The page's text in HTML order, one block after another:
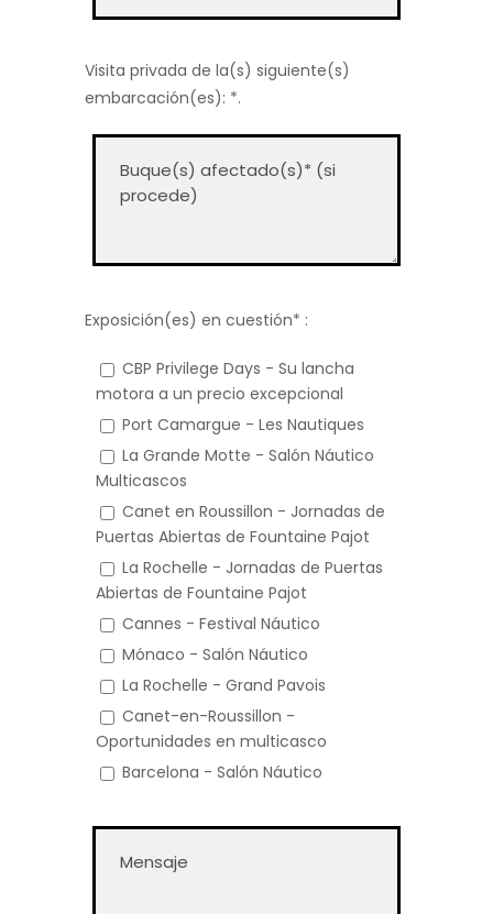
Visita privada de la(s) siguiente(s)
embarcación(es): *.
Exposición(es) en cuestión* :
CBP Privilege Days - Su lancha
motora a un precio excepcional
Port Camargue - Les Nautiques
La Grande Motte - Salón Náutico
Multicascos
Canet en Roussillon - Jornadas de
Puertas Abiertas de Fountaine Pajot
La Rochelle - Jornadas de Puertas
Abiertas de Fountaine Pajot
Cannes - Festival Náutico
Mónaco - Salón Náutico
La Rochelle - Grand Pavois
Canet-en-Roussillon -
Oportunidades en multicasco
Barcelona - Salón Náutico